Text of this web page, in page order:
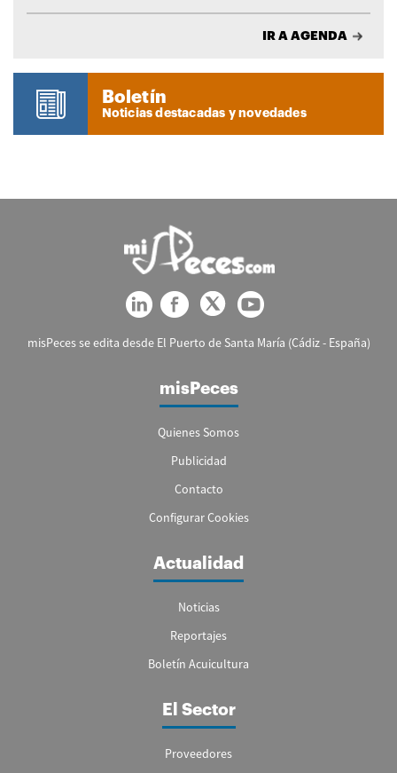
IR A AGENDA
Boletín
Noticias destacadas y novedades
misPeces se edita desde El Puerto de Santa María (Cádiz - España)
misPeces
Quienes Somos
Publicidad
Contacto
Configurar Cookies
Actualidad
Noticias
Reportajes
Boletín Acuicultura
El Sector
Proveedores